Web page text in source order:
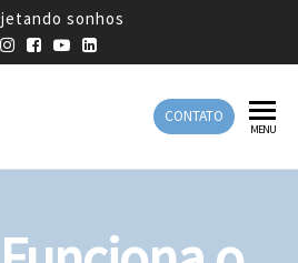
sonhos
CONTATO
MENU